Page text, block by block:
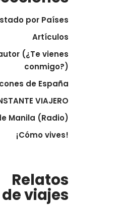
por Países
Artículos
(¿Te vienes
conmigo?)
de España
VIAJERO
Manila (Radio)
¡Cómo vives!
Relatos
de viajes